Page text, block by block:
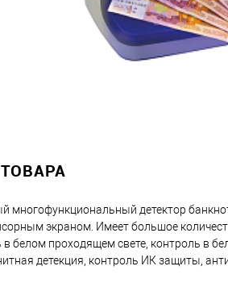
многофункциональный детектор
экраном. Имеет большое
в белом проходящем свете, контроль в
детекция, контроль ИК защиты,